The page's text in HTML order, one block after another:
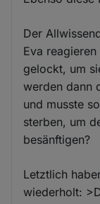
Der
Eva
gelockt, um
werden dann
und musste
sterben, um
besänftigen?
Letztlich
wiederholt: